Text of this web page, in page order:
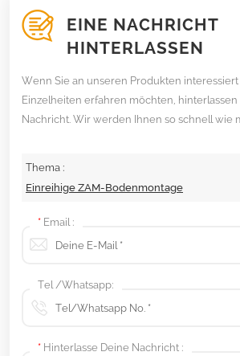
EINE NACHRICHT
HINTERLASSEN
Wenn Sie an unseren Produkten
Einzelheiten erfahren möchten,
Nachricht. Wir werden Ihnen so schnell wie
Thema :
Einreihige ZAM-Bodenmontage
* Email :
Tel /Whatsapp:
* Hinterlasse Deine Nachricht :